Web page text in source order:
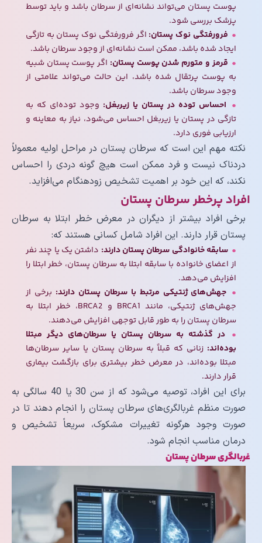
پوست پستان می‌تواند نشانه‌ای از سرطان باشد و باید توسط
پزشک بررسی شود.
فرورفتگی نوک پستان: اگر فرورفتگی نوک پستان به تازگی
ایجاد شده باشد، ممکن است نشانه‌ای از وجود سرطان باشد.
قرمز و متورم شدن پوست پستان: اگر پوست پستان شبیه
به پوست پرتقال شده باشد، این حالت می‌تواند علامتی از
وجود سرطان باشد.
احساس توده در پستان یا زیربغل: وجود توده‌ای که به
تازگی در پستان یا زیربغل احساس می‌شود، نیاز به معاینه و
ارزیابی فوری دارد.
نکته مهم این است که سرطان پستان در مراحل اولیه معمولاً
دردناک نیست و فرد ممکن است هیچ گونه دردی را احساس
نکند، که این خود بر اهمیت تشخیص زودهنگام می‌افزاید.
افراد پرخطر سرطان پستان
برخی افراد بیشتر از دیگران در معرض خطر ابتلا به سرطان
پستان قرار دارند. این افراد شامل کسانی هستند که:
سابقه خانوادگی سرطان پستان دارند: داشتن یک یا چند نفر
از اعضای خانواده با سابقه ابتلا به سرطان پستان، خطر ابتلا را
افزایش می‌دهد.
جهش‌های ژنتیکی مرتبط با سرطان پستان دارند: برخی از
جهش‌های ژنتیکی، مانند BRCA1 و BRCA2، خطر ابتلا به
سرطان پستان را به طور قابل توجهی افزایش می‌دهند.
در گذشته به سرطان پستان یا سرطان‌های دیگر مبتلا
بوده‌اند: زنانی که قبلاً به سرطان پستان یا سایر سرطان‌ها
مبتلا بوده‌اند، در معرض خطر بیشتری برای بازگشت بیماری
قرار دارند.
برای این افراد، توصیه می‌شود که از سن 30 یا 40 سالگی به
صورت منظم غربالگری‌های سرطان پستان را انجام دهند تا در
صورت وجود هرگونه تغییرات مشکوک، سریعاً تشخیص و
درمان مناسب انجام شود.
غربالگری سرطان پستان